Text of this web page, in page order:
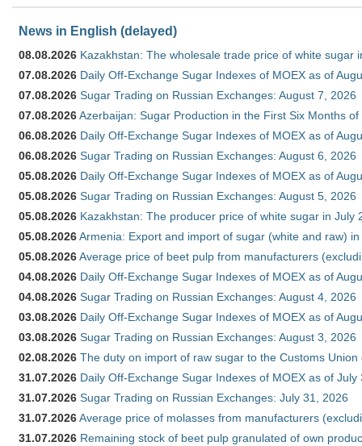
News in English (delayed)
08.08.2026 Kazakhstan: The wholesale trade price of white sugar
07.08.2026 Daily Off-Exchange Sugar Indexes of MOEX as of
07.08.2026 Sugar Trading on Russian Exchanges: August 7, 2026
07.08.2026Azerbaijan: Sugar Production in the First Six Months of
06.08.2026 Daily Off-Exchange Sugar Indexes of MOEX as of
06.08.2026 Sugar Trading on Russian Exchanges: August 6, 2026
05.08.2026 Daily Off-Exchange Sugar Indexes of MOEX as of
05.08.2026 Sugar Trading on Russian Exchanges: August 5, 2026
05.08.2026 Kazakhstan: The producer price of white sugar in July
05.08.2026Armenia: Export and import of sugar (white and raw)
05.08.2026Average price of beet pulp from manufacturers
04.08.2026 Daily Off-Exchange Sugar Indexes of MOEX as of
04.08.2026 Sugar Trading on Russian Exchanges: August 4, 2026
03.08.2026 Daily Off-Exchange Sugar Indexes of MOEX as of
03.08.2026 Sugar Trading on Russian Exchanges: August 3, 2026
02.08.2026 The duty on import of raw sugar to the Customs
31.07.2026 Daily Off-Exchange Sugar Indexes of MOEX as of July
31.07.2026 Sugar Trading on Russian Exchanges: July 31, 2026
31.07.2026Average price of molasses from manufacturers
31.07.2026 Remaining stock of beet pulp granulated of own